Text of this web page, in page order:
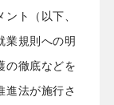
ト（以下、
業規則への明
の徹底などを
進法が施行さ